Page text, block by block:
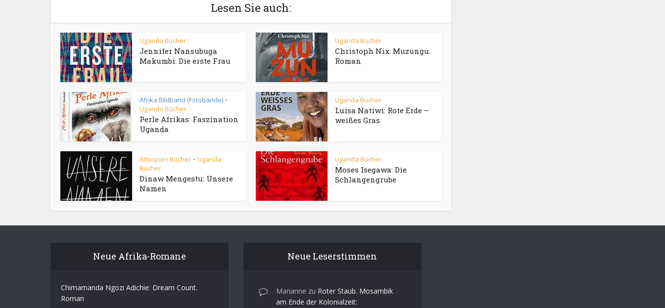
Lesen Sie auch:
Uganda Bücher
Jennifer Nansubuga
Makumbi: Die erste Frau
Uganda Bücher
Christoph Nix: Muzungu.
Roman
Afrika Bildband (Fotobände) •
Uganda Bücher
Perle Afrikas: Faszination
Uganda
Uganda Bücher
Luisa Natiwi: Rote Erde –
weißes Gras
Äthiopien Bücher • Uganda
Bücher
Dinaw Mengestu: Unsere
Namen
Uganda Bücher
Moses Isegawa: Die
Schlangengrube
Neue Afrika-Romane
Chimamanda Ngozi Adichie: Dream Count.
Roman
Neue Leserstimmen
Marianne zu Roter Staub. Mosambik
am Ende der Kolonialzeit: